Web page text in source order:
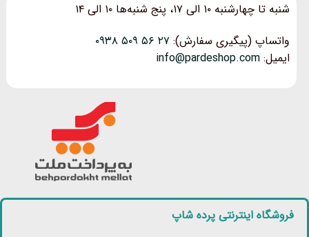
شنبه تا چهارشنبه ۱۰ الی ۱۷، پنج شنبه‌ها ۱۰ الی ۱۴
واتساپ (پیگیری سفارش): ۲۷ ۵۶ ۵۰۹ ۰۹۳۸
ایمیل: info@pardeshop.com
فروشگاه اینترنتی پرده شاپ